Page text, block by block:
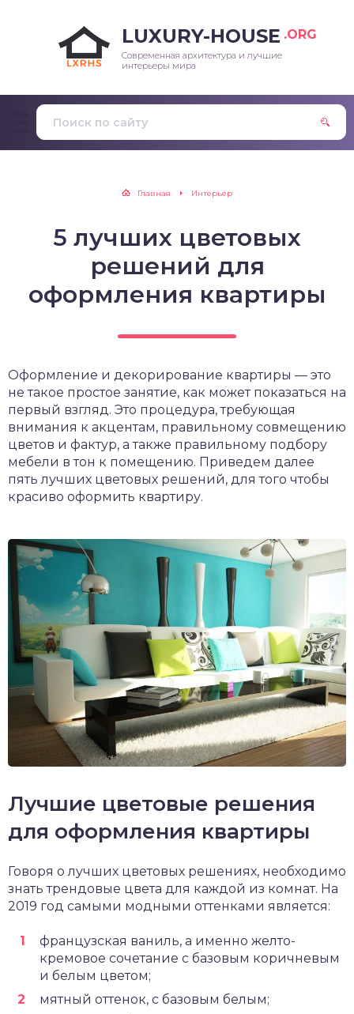
LUXURY-HOUSE .ORG
Современная архитектура и лучшие
интерьеры мира
Главная Интерьер
5 лучших цветовых
решений для
оформления квартиры
Оформление и декорирование квартиры — это
не такое простое занятие, как может показаться на
первый взгляд. Это процедура, требующая
внимания к акцентам, правильному совмещению
цветов и фактур, а также правильному подбору
мебели в тон к помещению. Приведем далее
пять лучших цветовых решений, для того чтобы
красиво оформить квартиру.
Лучшие цветовые решения
для оформления квартиры
Говоря о лучших цветовых решениях, необходимо
знать трендовые цвета для каждой из комнат. На
2019 год самыми модными оттенками является:
французская ваниль, а именно желто-
кремовое сочетание с базовым коричневым
и белым цветом;
мятный оттенок, с базовым белым;